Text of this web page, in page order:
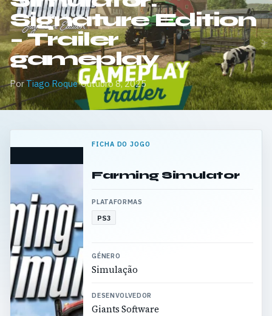
Signature Edition
– Trailer
gameplay
PorTiago Roque·Outubro 8, 2025
FICHA DO JOGO
Farming Simulator
PLATAFORMAS
PS3
GÉNERO
Simulação
DESENVOLVEDOR
Giants Software